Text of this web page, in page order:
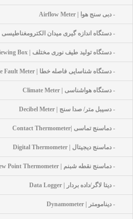
- دبی سنج هوا | Airflow Meter
- دستگاه اندازه گیری میدان الکترومغناطیسی | Electromagnetic Field Meter
- دستگاه تولید طیف نوری مختلف | Color Viewing Box
- دستگاه شناسایی فاصله خطا | Cable Fault Meter
- دستگاه هواشناسی | Climate Meter
- دسیبل متر/ صدا سنج | Decibel Meter
- دماسنج تماسی |Contact Thermometer
- دماسنج دیجیتال | Digital Thermometer
- دماسنج نقطه شبنم | Dew Point Thermometer
- دیتا لاگر/داده بردار | Data Logger
- دینامومتر | Dynamometer